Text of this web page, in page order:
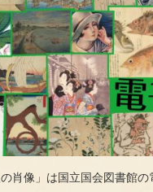
の肖像」は国立国会図書館の